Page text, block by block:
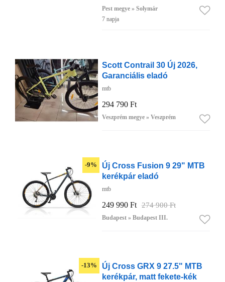
Pest megye » Solymár
7 napja
Scott Contrail 30 Új 2026,
Garanciális eladó
mtb
294 790 Ft
Veszprém megye » Veszprém
-9%
Új Cross Fusion 9 29" MTB
kerékpár eladó
mtb
249 990 Ft 274 900 Ft
Budapest » Budapest III.
-13%
Új Cross GRX 9 27.5" MTB
kerékpár, matt fekete-kék